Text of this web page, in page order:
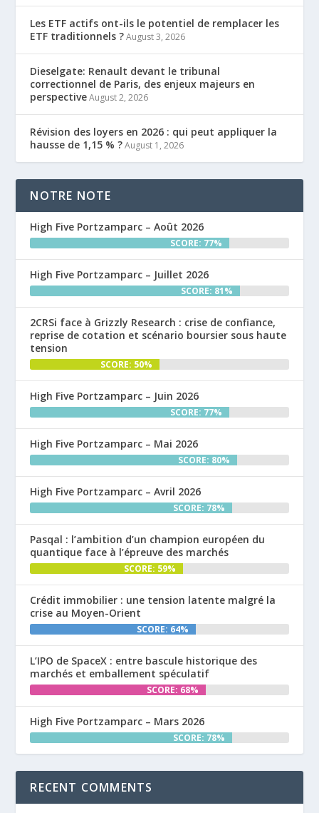
Les ETF actifs ont-ils le potentiel de remplacer les
ETF traditionnels ? August 3, 2026
Dieselgate: Renault devant le tribunal
correctionnel de Paris, des enjeux majeurs en
perspective August 2, 2026
Révision des loyers en 2026 : qui peut appliquer la
hausse de 1,15 % ? August 1, 2026
NOTRE NOTE
High Five Portzamparc – Août 2026
SCORE: 77%
High Five Portzamparc – Juillet 2026
SCORE: 81%
2CRSi face à Grizzly Research : crise de confiance,
reprise de cotation et scénario boursier sous haute
tension
SCORE: 50%
High Five Portzamparc – Juin 2026
SCORE: 77%
High Five Portzamparc – Mai 2026
SCORE: 80%
High Five Portzamparc – Avril 2026
SCORE: 78%
Pasqal : l’ambition d’un champion européen du
quantique face à l’épreuve des marchés
SCORE: 59%
Crédit immobilier : une tension latente malgré la
crise au Moyen-Orient
SCORE: 64%
L’IPO de SpaceX : entre bascule historique des
marchés et emballement spéculatif
SCORE: 68%
High Five Portzamparc – Mars 2026
SCORE: 78%
RECENT COMMENTS